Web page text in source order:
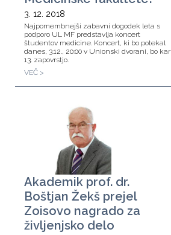
3. 12. 2018
Najpomembnejši zabavni dogodek leta s
podporo UL MF predstavlja koncert
študentov medicine. Koncert, ki bo potekal
danes, 3.12., 20:00 v Unionski dvorani, bo kar
13. zapovrstjo.
VEČ >
Akademik prof. dr.
Boštjan Žekš prejel
Zoisovo nagrado za
življenjsko delo